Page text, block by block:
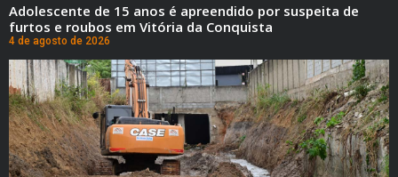
Adolescente de 15 anos é apreendido por suspeita de
furtos e roubos em Vitória da Conquista
4 de agosto de 2026